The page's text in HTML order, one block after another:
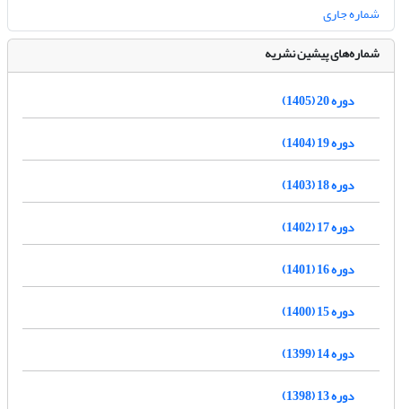
شماره جاری
شماره‌های پیشین نشریه
دوره 20 (1405)
دوره 19 (1404)
دوره 18 (1403)
دوره 17 (1402)
دوره 16 (1401)
دوره 15 (1400)
دوره 14 (1399)
دوره 13 (1398)